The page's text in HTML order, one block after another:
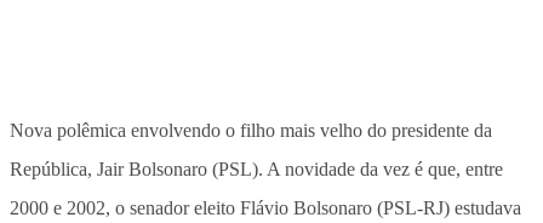
Nova polêmica envolvendo o filho mais velho do presidente da
República, Jair Bolsonaro (PSL). A novidade da vez é que, entre
2000 e 2002, o senador eleito Flávio Bolsonaro (PSL-RJ) estudava